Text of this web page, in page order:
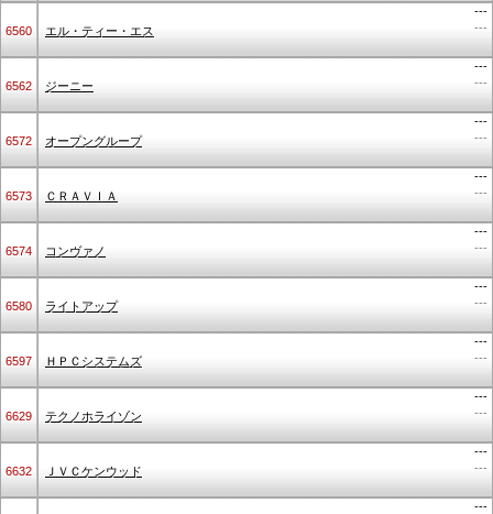
6560 エル・ティー・エス
---
---
6562 ジーニー
---
---
6572 オープングループ
---
---
6573 ＣＲＡＶＩＡ
---
---
6574 コンヴァノ
---
---
6580 ライトアップ
---
---
6597 ＨＰＣシステムズ
---
---
6629 テクノホライゾン
---
---
6632 ＪＶＣケンウッド
---
---
---